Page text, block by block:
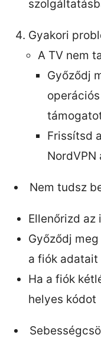
Gyakori
A TV nem
Győződj
Frissítsd
NordVPN
Nem tudsz
Ellenőrizd
Győződj
a fiók adatait
Ha a fiók
helyes kódot